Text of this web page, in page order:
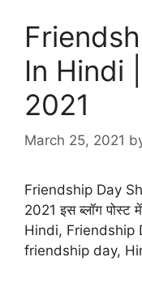
In Hindi |
2021
March 25, 2021
Friendship Day
2021 इस ब्लॉग
Hindi, Friendship
friendship day,